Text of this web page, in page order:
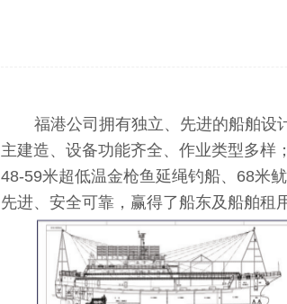
福港公司拥有独立、先进的船舶设
主建造、设备功能齐全、作业类型多样
48-59米超低温金枪鱼延绳钓船、68米
先进、安全可靠，赢得了船东及船舶租